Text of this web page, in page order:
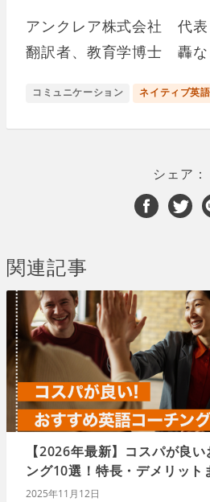
アンクレア株式会社 代
翻訳者、教育学博士 轟な
コミュニケーション ネイティブ英語
シェア：
関連記事
【2026年最新】コスパが良
ング10選！特長・デメリット
2025年11月12日